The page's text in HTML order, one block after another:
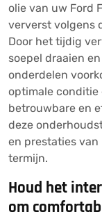
olie van uw Ford
ververst volgens
Door het tijdig
soepel draaien
onderdelen
optimale conditie
betrouwbare en
deze
en prestaties van
termijn.
Houd het
om